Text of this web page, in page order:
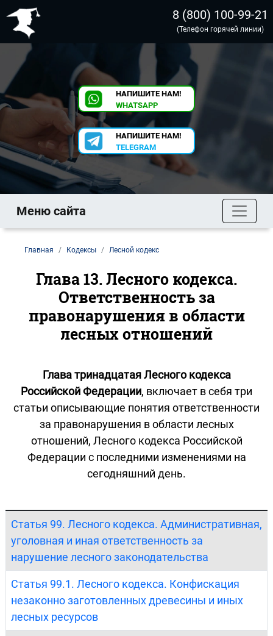
8 (800) 100-99-21
(Телефон горячей линии)
НАПИШИТЕ НАМ!
WHATSAPP
НАПИШИТЕ НАМ!
TELEGRAM
Меню сайта
Главная Кодексы Лесной кодекс
Глава 13. Лесного кодекса.
Ответственность за
правонарушения в области
лесных отношений
Глава тринадцатая Лесного кодекса
Российской Федерации, включает в себя три
статьи описывающие понятия ответственности
за правонарушения в области лесных
отношений, Лесного кодекса Российской
Федерации с последними изменениями на
сегодняшний день.
Статья 99. Лесного кодекса. Административная,
уголовная и иная ответственность за
нарушение лесного законодательства
Статья 99.1. Лесного кодекса. Конфискация
незаконно заготовленных древесины и иных
лесных ресурсов